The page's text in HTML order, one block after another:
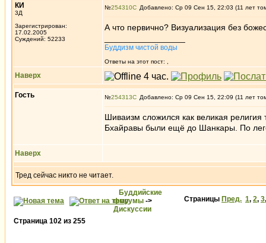
КИ
3Д
Зарегистрирован:
17.02.2005
Суждений: 52233
№254310 Добавлено: Ср 09 Сен 15, 22:03 (11 лет
А что первично? Визуализация без
Буддизм чистой воды
Ответы на этот пост:
Наверх
Гость №254313 Добавлено: Ср 09 Сен 15, 22:09 (11 лет
Шиваизм сложился как великая
Бхайравы были ещё до Шанкары. По
Наверх
Тред сейчас никто не читает.
Буддийские
форумы ->
Дискуссии
Страницы Пред. 1, 2, 3
Страница 102 из 255